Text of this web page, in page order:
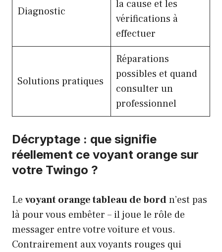
Diagnostic
la cause et les
vérifications à
effectuer
Solutions pratiques
Réparations
possibles et quand
consulter un
professionnel
Décryptage : que signifie
réellement ce voyant orange sur
votre Twingo ?
Le voyant orange tableau de bordn’est pas
là pour vous embêter – il joue le rôle de
messager entre votre voiture et vous.
Contrairement aux voyants rouges qui